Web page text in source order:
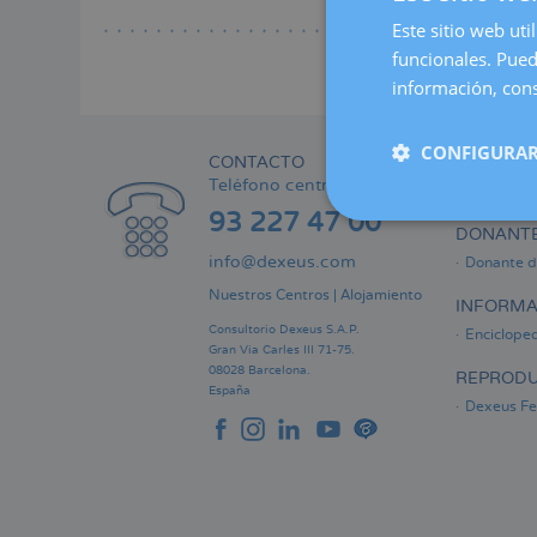
a
la
CONTACTO
Teléfono centralita:
93 227 47 00
info@dexeus.com
Nuestros Centros Alojamiento
Consultorio Dexeus S.A.P.
Gran Via Carles III 71-75.
08028 Barcelona.
España
ÁREA
Donante
Dexeus
Este sitio web
funcionales.
información,